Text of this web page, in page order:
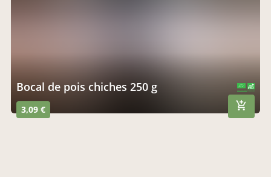
Bocal de pois chiches 250 g
3,09 €